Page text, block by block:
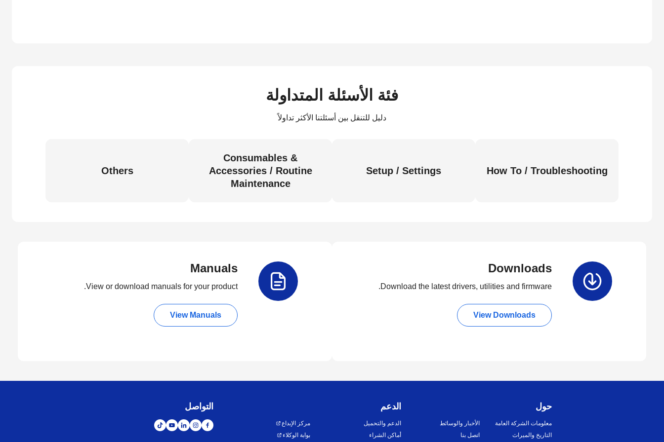
فئة الأسئلة المتداولة
دليل للتنقل بين أسئلتنا الأكثر تداولاً
How To / Troubleshooting
Setup / Settings
Consumables &
Accessories / Routine
Maintenance
Others
Downloads
Download the latest drivers, utilities and firmware.
View Downloads
Manuals
View or download manuals for your product.
View Manuals
حول
معلومات الشركة العامة
التاريخ والميراث
الأخبار والوسائط
اتصل بنا
الدعم
الدعم والتحميل
أماكن الشراء
مركز الإبداع
بوابة الوكلاء
التواصل